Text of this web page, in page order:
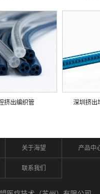
挤出编织管 深圳挤出
关于海望 产品中
联系我们